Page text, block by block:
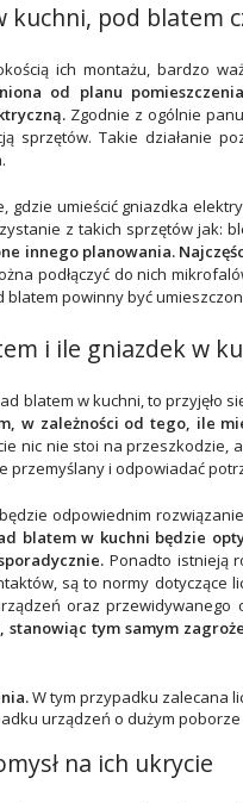
kuchni, pod blatem
ich montażu, bardzo
od planu
Zgodnie z ogólnie
sprzętów. Takie działanie
gdzie umieścić gniazdka
z takich sprzętów jak:
innego planowania.
podłączyć do nich
powinny być
i ile gniazdek w
blatem w kuchni, to przyjęło
w zależności od tego, ile
nic nie stoi na przeszkodzie,
przemyślany i odpowiadać
odpowiednim
blatem w kuchni będzie
Ponadto istnieją
są to normy dotyczące
oraz przewidywanego
tym samym
W tym przypadku zalecana
urządzeń o dużym
na ich ukrycie